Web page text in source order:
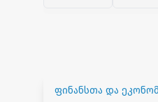
ფინანსთა და